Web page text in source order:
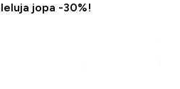
jopa -30%!